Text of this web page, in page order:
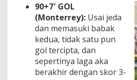
90+7′ GOL
(Monterrey): Usai jeda
dan memasuki babak
kedua, tidak satu pun
gol tercipta, dan
sepertinya laga aka
berakhir dengan skor 3-